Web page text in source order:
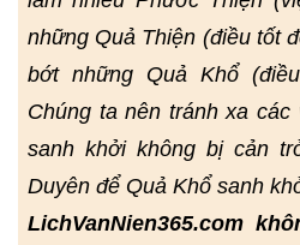
những Quả Thiện (điều tốt
bớt những Quả Khổ
Chúng ta nên tránh xa
sanh khởi không bị cản
Duyên để Quả Khổ sanh
LichVanNien365.com